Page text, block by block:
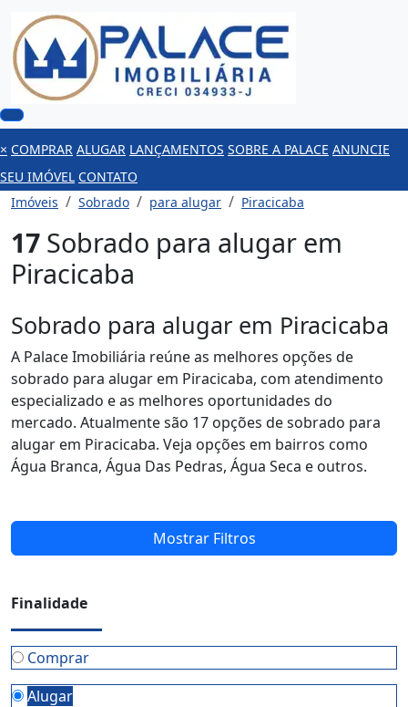
× COMPRAR ALUGAR LANÇAMENTOS SOBRE A PALACE ANUNCIE
SEU IMÓVEL CONTATO
Imóveis
Sobrado para alugar Piracicaba
17 Sobrado para alugar em
Piracicaba
Sobrado para alugar em Piracicaba
A Palace Imobiliária reúne as melhores opções de
sobrado para alugar em Piracicaba, com atendimento
especializado e as melhores oportunidades do
mercado. Atualmente são 17 opções de sobrado para
alugar em Piracicaba. Veja opções em bairros como
Água Branca, Água Das Pedras, Água Seca e outros.
Mostrar Filtros
Finalidade
Comprar
Alugar